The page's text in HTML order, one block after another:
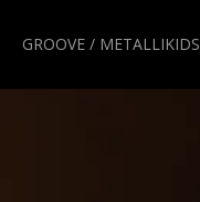
GROOVE / METALLIKIDS